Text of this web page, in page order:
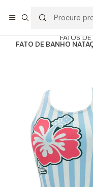
FATOS
FATO DE BANHO